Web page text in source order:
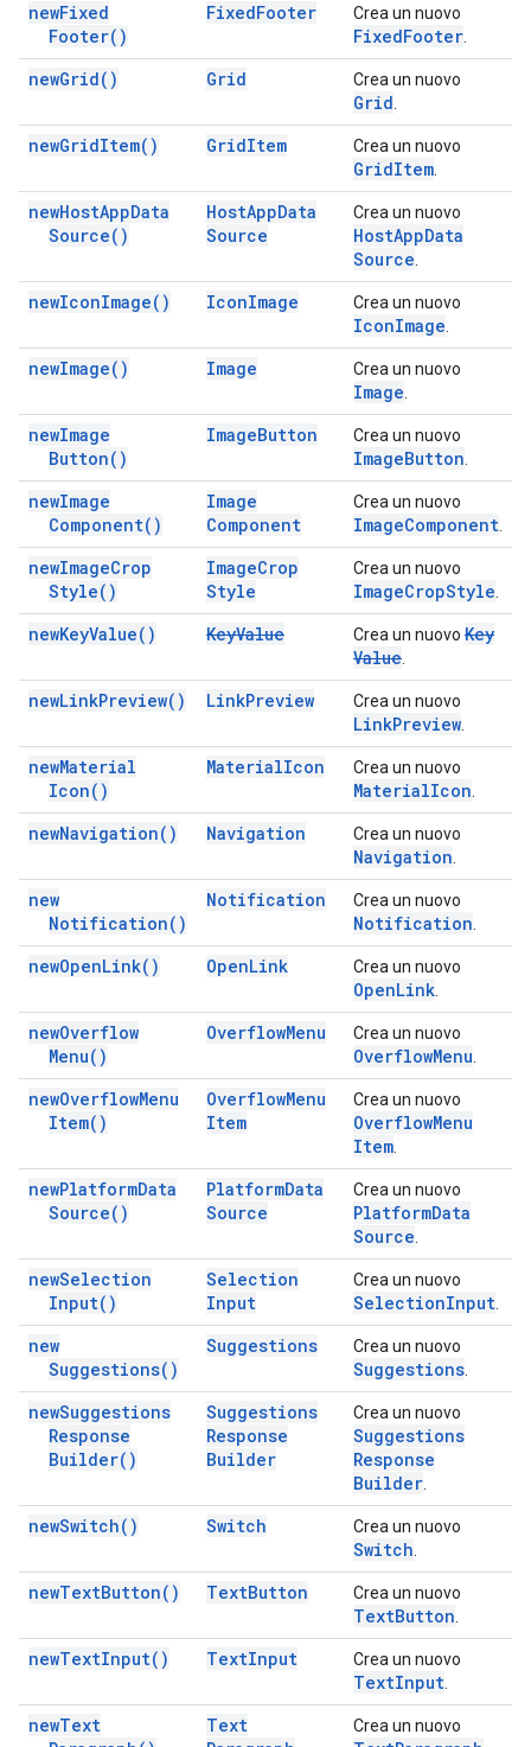
newFixed
Footer( )
FixedFooter Crea un nuovo
FixedFooter
newGrid( ) Grid Crea un nuovo
Grid
newGridItem( ) GridItem Crea un nuovo
GridItem
newHostAppData
Source( )
HostAppData
Source
Crea un nuovo
HostAppData
Source
newIconImage( ) IconImage Crea un nuovo
IconImage
newImage( ) Image Crea un nuovo
Image
newImage
Button( )
ImageButton Crea un nuovo
ImageButton
newImage
Component( )
Image
Component
Crea un nuovo
ImageComponent
newImageCrop
Style( )
ImageCrop
Style
Crea un nuovo
ImageCropStyle
newKeyValue( ) KeyValue Crea un nuovo Key
Value
newLinkPreview( ) LinkPreview Crea un nuovo
LinkPreview
newMaterial
Icon( )
MaterialIcon Crea un nuovo
MaterialIcon
newNavigation( ) Navigation Crea un nuovo
Navigation
new
Notification( )
Notification Crea un nuovo
Notification
newOpenLink( ) OpenLink Crea un nuovo
OpenLink
newOverflow
Menu( )
OverflowMenu Crea un nuovo
OverflowMenu
newOverflowMenu
Item( )
OverflowMenu
Item
Crea un nuovo
OverflowMenu
Item
newPlatformData
Source( )
PlatformData
Source
Crea un nuovo
PlatformData
Source
newSelection
Input( )
Selection
Input
Crea un nuovo
SelectionInput
new
Suggestions( )
Suggestions Crea un nuovo
Suggestions
newSuggestions
Response
Builder( )
Suggestions
Response
Builder
Crea un nuovo
Suggestions
Response
Builder
newSwitch( ) Switch Crea un nuovo
Switch
newTextButton( ) TextButton Crea un nuovo
TextButton
newTextInput( ) TextInput Crea un nuovo
TextInput
newText
Text
Crea un nuovo